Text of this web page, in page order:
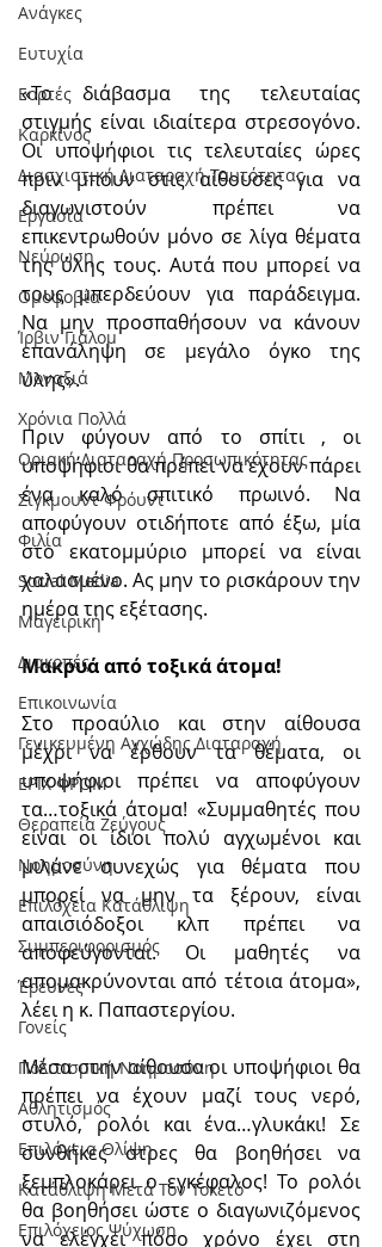
Ανάγκες
Ευτυχία
Εορτές
Καρκίνος
Διασχιστική Διαταραχή Ταυτότητας
Εργασία
Νεύρωση
Oμοφοβία
Ίρβιν Γιάλομ
Μοναξιά
Χρόνια Πολλά
Οριακή Διαταραχή Προσωπικότητας
Σίγκμουντ Φρόυντ
Φιλία
Social Media
Μαγειρική
Διακοπές
Επικοινωνία
Γενικευμένη Αγχώδης Διαταραχή
ΕΡΙΧ ΦΡΟΜ
Θεραπεία Ζεύγους
Νοημοσύνη
Επιλόχεια Κατάθλιψη
Συμπεριφορισμός
Έρευνες
Γονείς
Πολιτισμική Nοημοσύνη
Αθλητισμός
Επιλόχεια Θλίψη
Κατάθλιψη Μετά Τον Τοκετό
Επιλόχειος Ψύχωση
«Το διάβασμα της τελευταίας
στιγμής είναι ιδιαίτερα στρεσογόνο.
Οι υποψήφιοι τις τελευταίες ώρες
πριν μπουν στις αίθουσες για να
διαγωνιστούν πρέπει να
επικεντρωθούν μόνο σε λίγα θέματα
της ύλης τους. Αυτά που μπορεί να
τους μπερδεύουν για παράδειγμα.
Να μην προσπαθήσουν να κάνουν
επανάληψη σε μεγάλο όγκο της
ύλης».
Πριν φύγουν από το σπίτι , οι
υποψήφιοι θα πρέπει να έχουν πάρει
ένα καλό σπιτικό πρωινό. Να
αποφύγουν οτιδήποτε από έξω, μία
στο εκατομμύριο μπορεί να είναι
χαλασμένο. Ας μην το ρισκάρουν την
ημέρα της εξέτασης.
Μακρυά από τοξικά άτομα!
Στο προαύλιο και στην αίθουσα
μέχρι να έρθουν τα θέματα, οι
υποψήφιοι πρέπει να αποφύγουν
τα…τοξικά άτομα! «Συμμαθητές που
είναι οι ίδιοι πολύ αγχωμένοι και
μιλάνε συνεχώς για θέματα που
μπορεί να μην τα ξέρουν, είναι
απαισιόδοξοι κλπ πρέπει να
αποφεύγονται. Οι μαθητές να
απομακρύνονται από τέτοια άτομα»,
λέει η κ. Παπαστεργίου.
Μέσα στην αίθουσα οι υποψήφιοι θα
πρέπει να έχουν μαζί τους νερό,
στυλό, ρολόι και ένα…γλυκάκι! Σε
συνθήκες στρες θα βοηθήσει να
ξεμπλοκάρει ο εγκέφαλος! Το ρολόι
θα βοηθήσει ώστε ο διαγωνιζόμενος
να ελέγχει πόσο χρόνο έχει στη